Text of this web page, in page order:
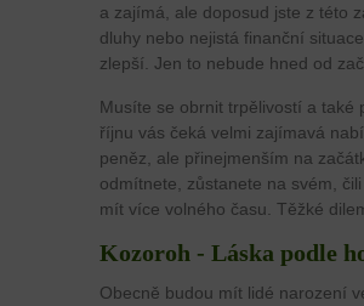
a zajímá, ale doposud jste z této
dluhy nebo nejistá finanční
zlepší. Jen to nebude hned od
Musíte se obrnit trpělivostí a také
říjnu vás čeká velmi zajímavá
peněz, ale přinejmenším na
odmítnete, zůstanete na svém,
mít více volného času. Těžké
Kozoroh - Láska podle
Obecně budou mít lidé narození